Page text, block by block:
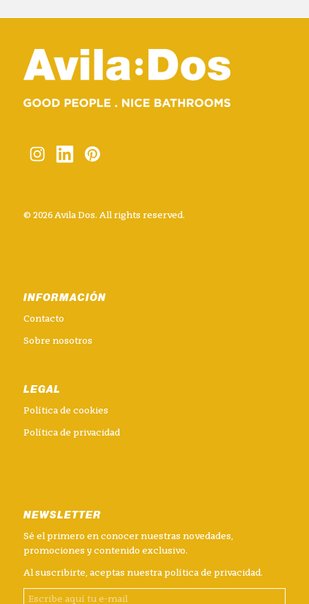
© 2026 Avila Dos. All rights reserved.
INFORMACIÓN
Contacto
Sobre nosotros
LEGAL
Política de cookies
Política de privacidad
NEWSLETTER
Sé el primero en conocer nuestras novedades,
promociones y contenido exclusivo.
Al suscribirte, aceptas nuestra política de privacidad.